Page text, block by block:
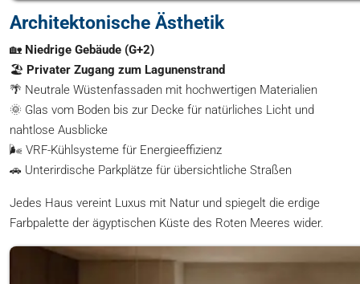
Architektonische Ästhetik
🏡 Niedrige Gebäude (G+2)
🏖️ Privater Zugang zum Lagunenstrand
🌴 Neutrale Wüstenfassaden mit hochwertigen Materialien
🌞 Glas vom Boden bis zur Decke für natürliches Licht und
nahtlose Ausblicke
🌬️ VRF-Kühlsysteme für Energieeffizienz
🚗 Unterirdische Parkplätze für übersichtliche Straßen
Jedes Haus vereint Luxus mit Natur und spiegelt die erdige
Farbpalette der ägyptischen Küste des Roten Meeres wider.